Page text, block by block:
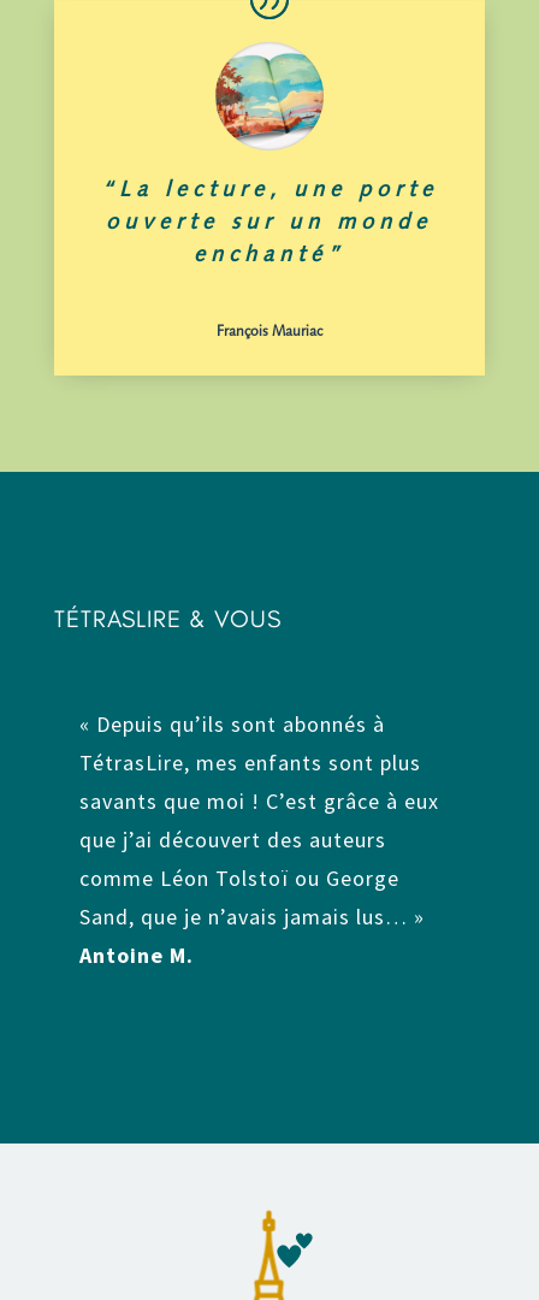
“La lecture, une porte
ouverte sur un monde
enchanté”
François Mauriac
TÉTRASLIRE & VOUS
« Depuis qu’ils sont abonnés à
TétrasLire, mes enfants sont plus
savants que moi ! C’est grâce à eux
que j’ai découvert des auteurs
comme Léon Tolstoï ou George
Sand, que je n’avais jamais lus… »
Antoine M.